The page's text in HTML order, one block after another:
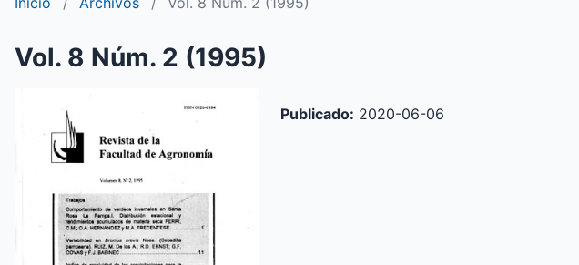
Vol. 8 Núm. 2 (1995)
Publicado: 2020-06-06